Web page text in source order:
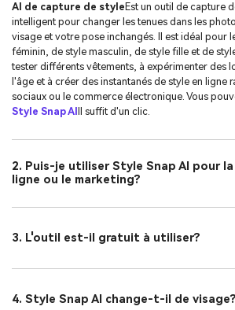
AI de capture de style Est un outil de capture
intelligent pour changer les tenues dans les
visage et votre pose inchangés. Il est idéal pour
féminin, de style masculin, de style fille et de
tester différents vêtements, à expérimenter des
l'âge et à créer des instantanés de style en ligne
sociaux ou le commerce électronique. Vous
Style Snap AI
Il suffit d'un clic.
2. Puis-je utiliser Style Snap AI pour
ligne ou le marketing?
3. L'outil est-il gratuit à utiliser?
4. Style Snap AI change-t-il de visage?